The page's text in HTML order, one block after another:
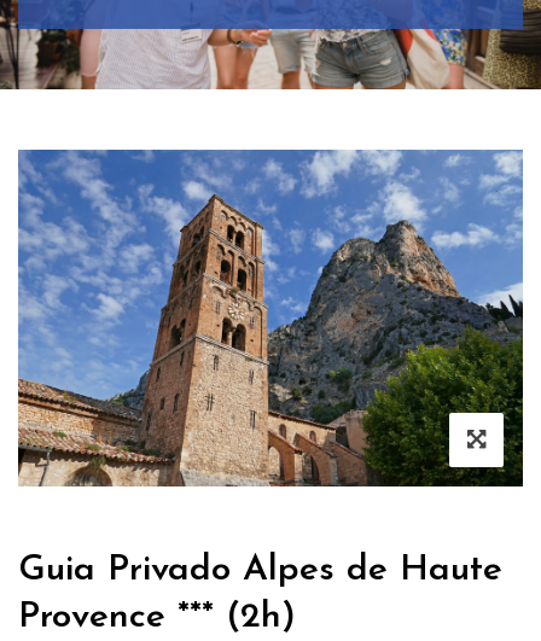
Guia Privado Alpes de Haute
Provence *** (2h)